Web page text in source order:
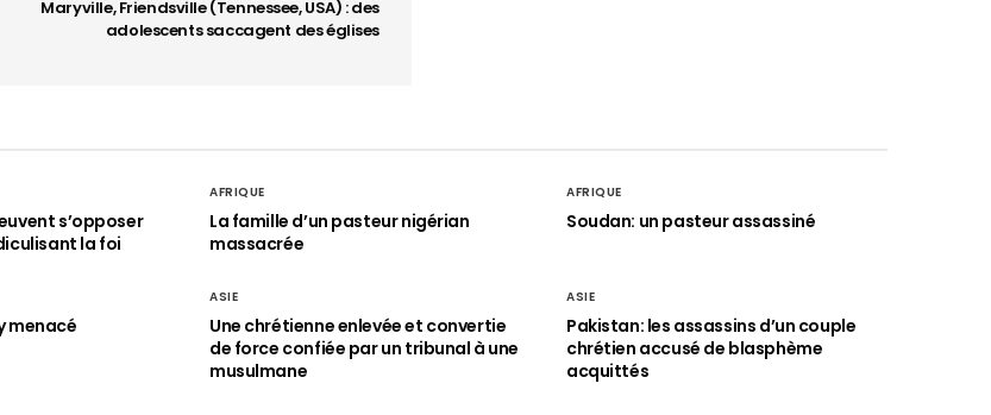
Maryville, Friendsville (Tennessee, USA) : des
adolescents saccagent des églises
s’opposer
la foi
AFRIQUE
La famille d’un pasteur nigérian
massacrée
AFRIQUE
Soudan: un pasteur assassiné
menacé
ASIE
Une chrétienne enlevée et convertie
de force confiée par un tribunal à une
musulmane
ASIE
Pakistan: les assassins d’un couple
chrétien accusé de blasphème
acquittés